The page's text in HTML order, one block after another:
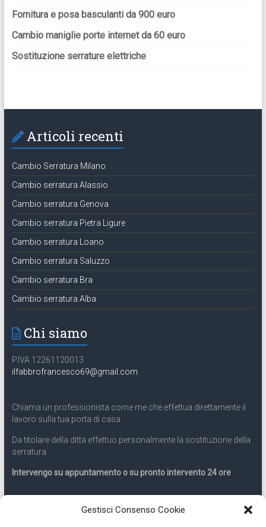
Gestisci Consenso Cookie
Fornitura e posa basculanti da 900 euro
Cambio maniglie porte internet da 60 euro
Sostituzione serrature elettriche
Articoli recenti
Cambio Serratura Milano
Cambio serratura Alassio
Cambio serratura Genova
Cambio serratura Pietra Ligure
Cambio serratura Loano
Cambio serratura Saluzzo
Cambio serratura Bra
Cambio serratura Alba
Chi siamo
P.IVA 12261120013
ilfabbrofrancesco69@gmail.com
Chiama un professionista come me che effettua direttamente il
lavoro sulla tua porta di casa .
Da titolare della ditta effettuo personalmente la sostituzione della
serratura .
Intervengo su appuntamento o su pronto intervento 24 ore
Servizio 24 ore